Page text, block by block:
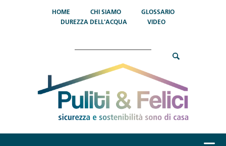
HOME CHI SIAMO
GLOSSARIO
DUREZZA DELL'ACQUA
VIDEO